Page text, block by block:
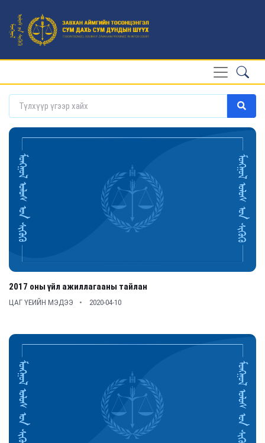
2017 оны үйл ажиллагааны тайлан
ЦАГ ҮЕИЙН МЭДЭЭ 2020-04-10